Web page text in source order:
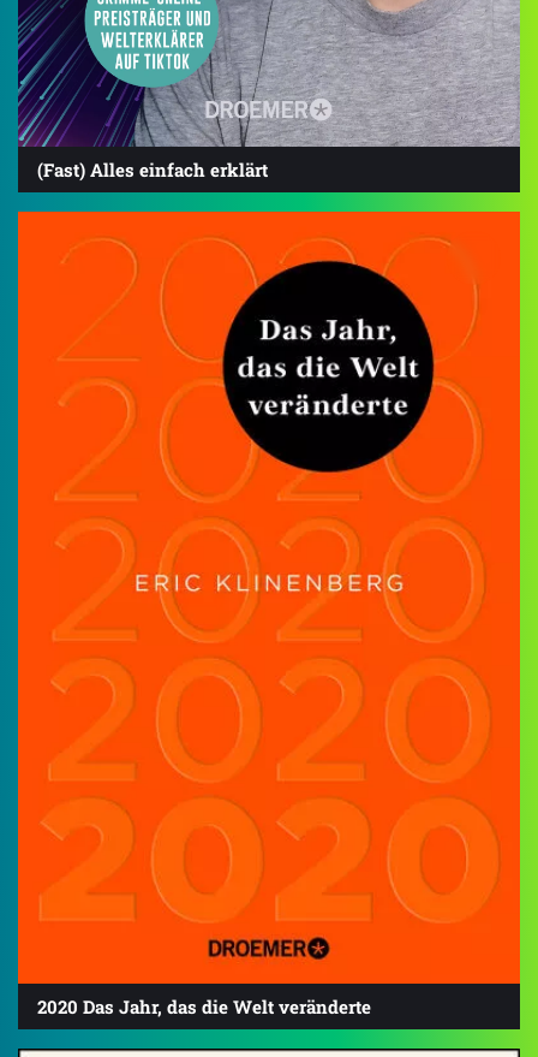
(Fast) Alles einfach erklärt
2020 Das Jahr, das die Welt veränderte